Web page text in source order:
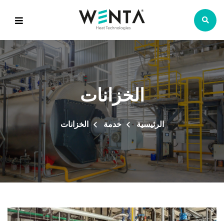
الخزانات
الرئيسية خدمة الخزانات